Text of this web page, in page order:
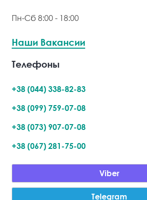
Пн-Сб 8:00 - 18:00
Наши Вакансии
Телефоны
+38 (044) 338-82-83
+38 (099) 759-07-08
+38 (073) 907-07-08
+38 (067) 281-75-00
Viber
Telegram